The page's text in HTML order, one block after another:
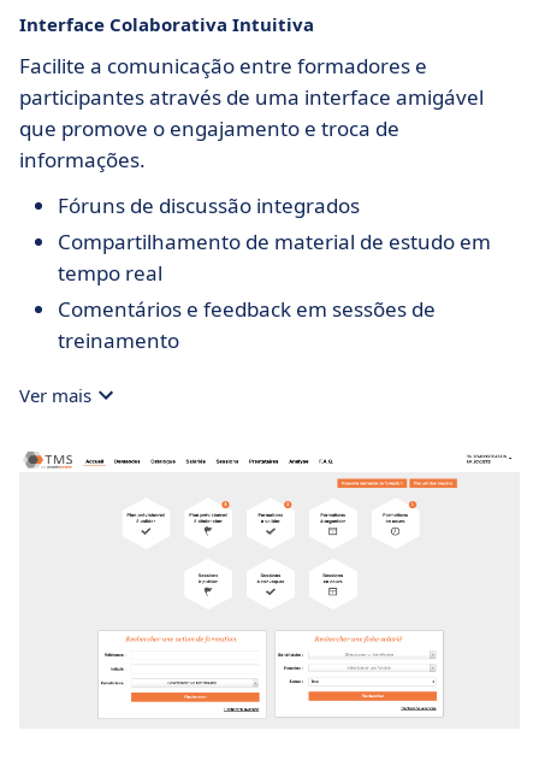
Interface Colaborativa Intuitiva
Facilite a comunicação entre formadores e
participantes através de uma interface amigável
que promove o engajamento e troca de
informações.
Fóruns de discussão integrados
Compartilhamento de material de estudo em
tempo real
Comentários e feedback em sessões de
treinamento
Ver mais